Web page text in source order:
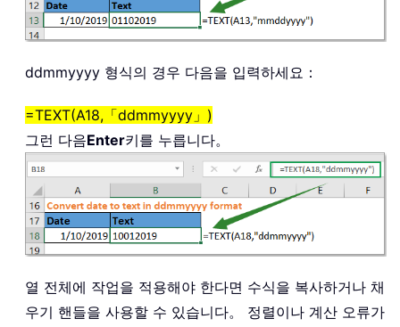
ddmmyyyy 형식의 경우 다음을 입력하세요：
=TEXT(A18,「ddmmyyyy」)
그런 다음Enter키를 누릅니다。
열 전체에 작업을 적용해야 한다면 수식을 복사하거나 채
우기 핸들을 사용할 수 있습니다。 정렬이나 계산 오류가